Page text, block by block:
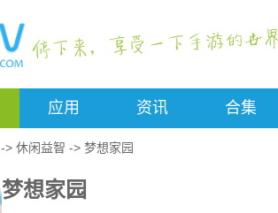
应用 资讯 合集
-> 休闲益智 -> 梦想家园
梦想家园